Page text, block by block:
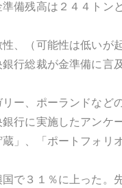
備残高は２４４ト
、（可能性は低い
行総裁が金準備に言
ー、ポーランドなど
行に実施したアン
」、「ポートフォリ
で３１％に上った。